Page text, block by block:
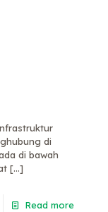
di
di bawah
[…]
Read more